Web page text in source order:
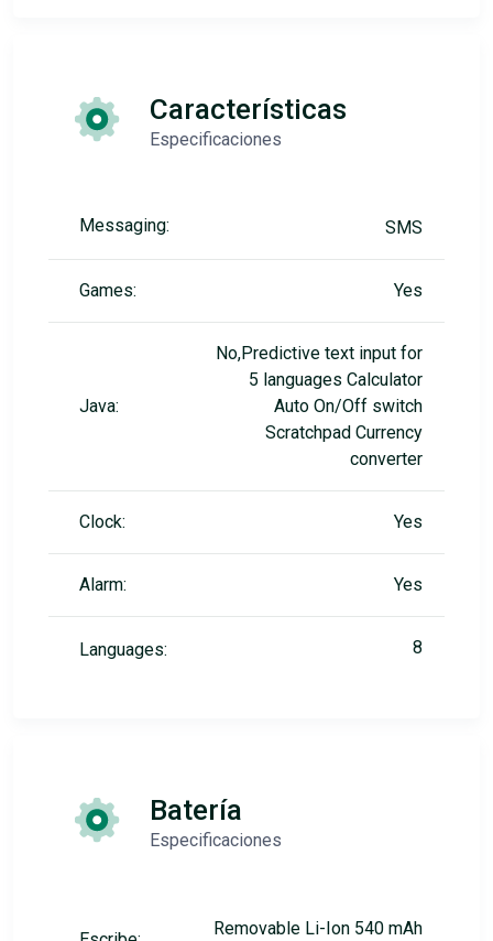
Características
Especificaciones
Messaging: SMS
Games: Yes
Java:
No,Predictive text input for
5 languages Calculator
Auto On/Off switch
Scratchpad Currency
converter
Clock: Yes
Alarm: Yes
Languages: 8
Batería
Especificaciones
Removable Li-Ion 540 mAh